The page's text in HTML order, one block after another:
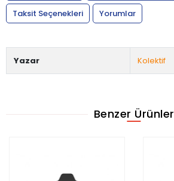
Taksit Seçenekleri
Yorumlar
Yazar Kolektif
Benzer Ürünler